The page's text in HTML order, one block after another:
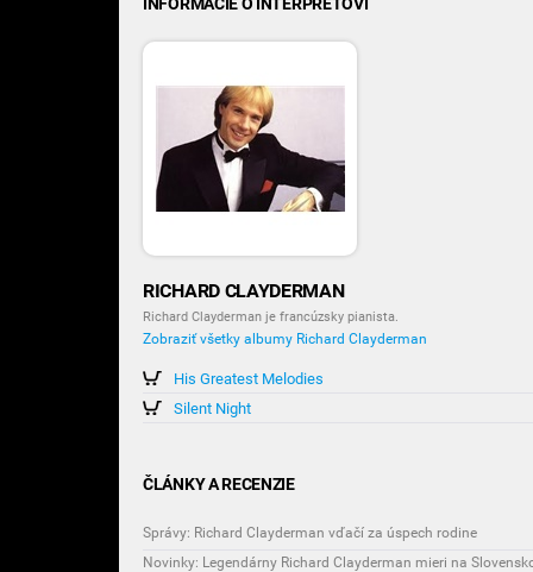
RICHARD CLAYDERMAN
Richard Clayderman je francúzsky pianista.
Zobraziť všetky albumy Richard Clayderman
His Greatest Melodies
Silent Night
ČLÁNKY A RECENZIE
Správy: Richard Clayderman vďačí za úspech rodine
Novinky: Legendárny Richard Clayderman mieri na